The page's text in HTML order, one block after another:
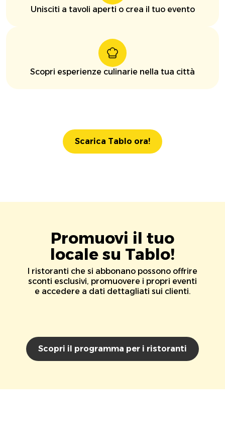
Unisciti a tavoli aperti o crea il tuo evento
Scopri esperienze culinarie nella tua città
Scarica Tablo ora!
Promuovi il tuo
locale su Tablo!
I ristoranti che si abbonano possono offrire
sconti esclusivi, promuovere i propri eventi
e accedere a dati dettagliati sui clienti.
Scopri il programma per i ristoranti